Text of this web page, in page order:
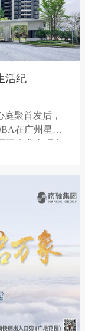
活纪
庭聚首发后，
在广州星河
际企业家硕士